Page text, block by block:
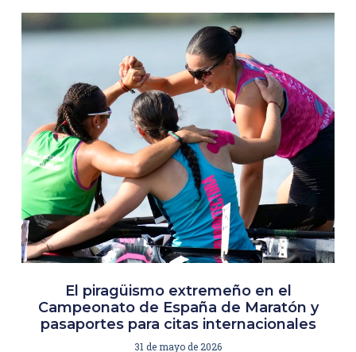
El piragüismo extremeño en el
Campeonato de España de Maratón y
pasaportes para citas internacionales
31 de mayo de 2026